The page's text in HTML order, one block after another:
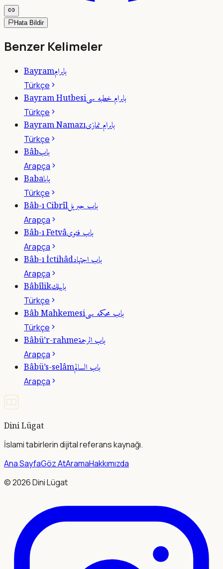
Hata Bildir
Benzer Kelimeler
Bayramبايرام
Türkçe
Bayram Hutbesiبايرام خطبه سى
Türkçe
Bayram Namazıبايرام نمازى
Türkçe
Bâbباب
Arapça
Babaبابا
Türkçe
Bâb-ı Cibrîlباب جبريل
Arapça
Bâb-ı Fetvâباب فتوى
Arapça
Bâb-ı İctihâdباب اجتهاد
Arapça
Bâbîlikبابيلك
Türkçe
Bâb Mahkemesiباب محكمه سى
Türkçe
Bâbü’r-rahmeباب الرحمة
Arapça
Bâbü’s-selâmباب السالم
Arapça
Dini Lügat
İslami tabirlerin dijital referans kaynağı.
Ana SayfaGöz AtAramaHakkımızda
©2026Dini Lügat